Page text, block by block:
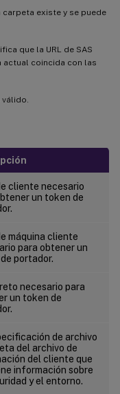
carpeta existe y se puede
que la URL de SAS
actual coincida con las
cliente necesario
un token de
máquina cliente
para obtener un
portador.
necesario para
un token de
de archivo
del archivo de
del cliente que
información sobre
y el entorno.